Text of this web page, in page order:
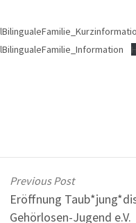
Previous Post
Eröffnung
Gehörlosen-Jugend e.V.